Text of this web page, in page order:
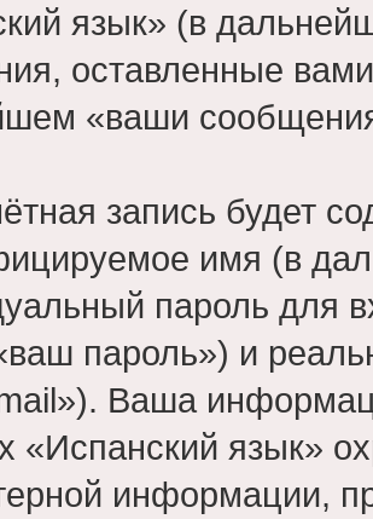
язык» (в
оставленные
«ваши
запись будет
имя (в
пароль для
пароль») и
Ваша
«Испанский язык»
информации,